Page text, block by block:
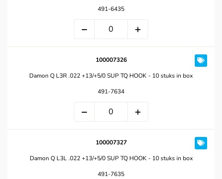
491-6435
100007326
Damon Q L3R .022 +13/+5/0 SUP TQ HOOK - 10 stuks in box
491-7634
100007327
Damon Q L3L .022 +13/+5/0 SUP TQ HOOK - 10 stuks in box
491-7635